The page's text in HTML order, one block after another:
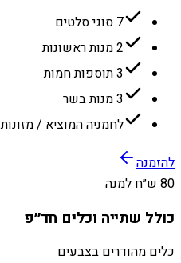
7 סוגי סלטים
2 מנות ראשונות
3 תוספות חמות
3 מנות בשר
לחמניה המוציא / מזונות
להזמנה
80 ש״ח למנה
כולל שתייה וכלים חד״פ
כלים מהודרים בצבעים